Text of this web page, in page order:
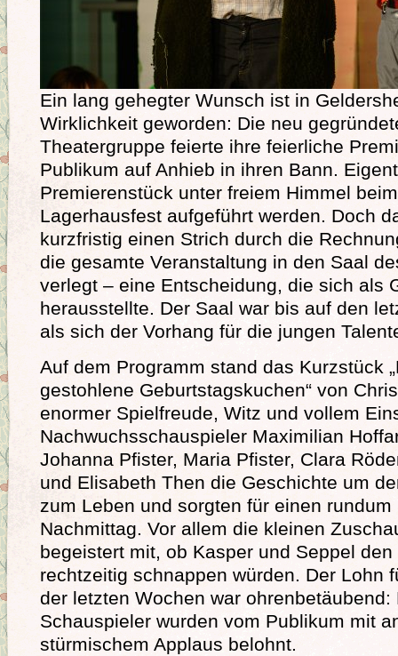
Ein lang gehegter Wunsch ist in
Wirklichkeit geworden: Die neu
Theatergruppe feierte ihre feierliche
Publikum auf Anhieb in ihren Bann.
Premierenstück unter freiem Himmel
Lagerhausfest aufgeführt werden. Doch
kurzfristig einen Strich durch die
die gesamte Veranstaltung in den Saal
verlegt – eine Entscheidung, die sich als
herausstellte. Der Saal war bis auf den
als sich der Vorhang für die jungen
Auf dem Programm stand das Kurzstück
gestohlene Geburtstagskuchen“ von
enormer Spielfreude, Witz und vollem
Nachwuchsschauspieler Maximilian
Johanna Pfister, Maria Pfister, Clara
und Elisabeth Then die Geschichte um
zum Leben und sorgten für einen
Nachmittag. Vor allem die kleinen
begeistert mit, ob Kasper und Seppel
rechtzeitig schnappen würden. Der Lohn
der letzten Wochen war ohrenbetäubend:
Schauspieler wurden vom Publikum mit
stürmischem Applaus belohnt.